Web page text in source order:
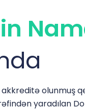
olunmuş
yaradılan